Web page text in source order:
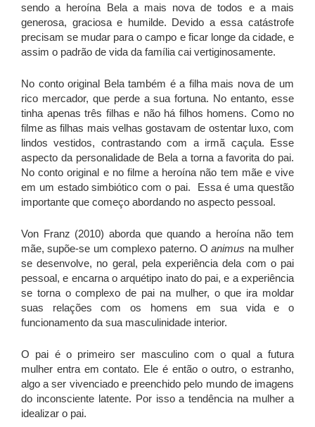
sendo a heroína Bela a mais nova de todos e a mais
generosa, graciosa e humilde. Devido a essa catástrofe
precisam se mudar para o campo e ficar longe da cidade, e
assim o padrão de vida da família cai vertiginosamente.
No conto original Bela também é a filha mais nova de um
rico mercador, que perde a sua fortuna. No entanto, esse
tinha apenas três filhas e não há filhos homens. Como no
filme as filhas mais velhas gostavam de ostentar luxo, com
lindos vestidos, contrastando com a irmã caçula. Esse
aspecto da personalidade de Bela a torna a favorita do pai.
No conto original e no filme a heroína não tem mãe e vive
em um estado simbiótico com o pai. Essa é uma questão
importante que começo abordando no aspecto pessoal.
Von Franz (2010) aborda que quando a heroína não tem
mãe, supõe-se um complexo paterno. Oanimus na mulher
se desenvolve, no geral, pela experiência dela com o pai
pessoal, e encarna o arquétipo inato do pai, e a experiência
se torna o complexo de pai na mulher, o que ira moldar
suas relações com os homens em sua vida e o
funcionamento da sua masculinidade interior.
O pai é o primeiro ser masculino com o qual a futura
mulher entra em contato. Ele é então o outro, o estranho,
algo a ser vivenciado e preenchido pelo mundo de imagens
do inconsciente latente. Por isso a tendência na mulher a
idealizar o pai.